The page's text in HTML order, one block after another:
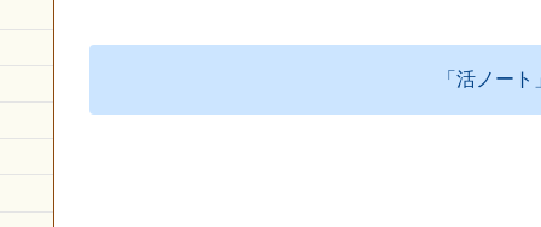
「活ノー